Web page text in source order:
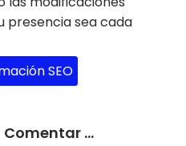
presencia sea cada
SEO
...